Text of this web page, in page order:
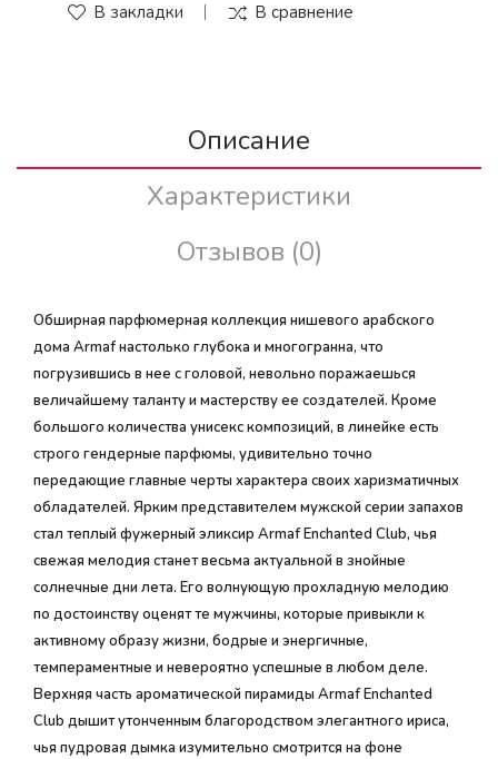
В закладки В сравнение
Описание
Характеристики
Отзывов (0)
Обширная парфюмерная коллекция нишевого арабского
дома Armaf настолько глубока и многогранна, что
погрузившись в нее с головой, невольно поражаешься
величайшему таланту и мастерству ее создателей. Кроме
большого количества унисекс композиций, в линейке есть
строго гендерные парфюмы, удивительно точно
передающие главные черты характера своих харизматичных
обладателей. Ярким представителем мужской серии запахов
стал теплый фужерный эликсир Armaf Enchanted Club, чья
свежая мелодия станет весьма актуальной в знойные
солнечные дни лета. Его волнующую прохладную мелодию
по достоинству оценят те мужчины, которые привыкли к
активному образу жизни, бодрые и энергичные,
темпераментные и невероятно успешные в любом деле.
Верхняя часть ароматической пирамиды Armaf Enchanted
Club дышит утонченным благородством элегантного ириса,
чья пудровая дымка изумительно смотрится на фоне